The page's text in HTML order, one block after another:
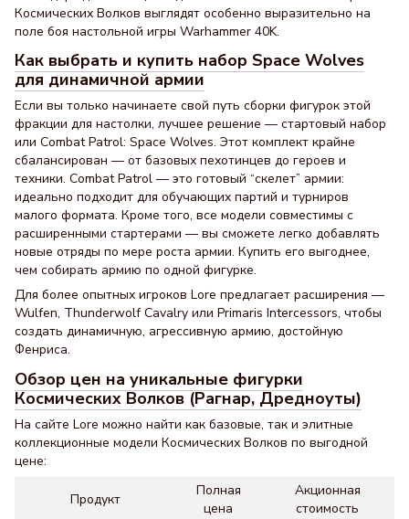
Космических Волков выглядят особенно выразительно на
поле боя настольной игры Warhammer 40K.
Как выбрать и купить набор Space Wolves
для динамичной армии
Если вы только начинаете свой путь сборки фигурок этой
фракции для настолки, лучшее решение — стартовый набор
или Combat Patrol: Space Wolves. Этот комплект крайне
сбалансирован — от базовых пехотинцев до героев и
техники. Combat Patrol — это готовый “скелет” армии:
идеально подходит для обучающих партий и турниров
малого формата. Кроме того, все модели совместимы с
расширенными стартерами — вы сможете легко добавлять
новые отряды по мере роста армии. Купить его выгоднее,
чем собирать армию по одной фигурке.
Для более опытных игроков Lore предлагает расширения —
Wulfen, Thunderwolf Cavalry или Primaris Intercessors, чтобы
создать динамичную, агрессивную армию, достойную
Фенриса.
Обзор цен на уникальные фигурки
Космических Волков (Рагнар, Дредноуты)
На сайте Lore можно найти как базовые, так и элитные
коллекционные модели Космических Волков по выгодной
цене:
Продукт
Полная
цена
Акционная
стоимость